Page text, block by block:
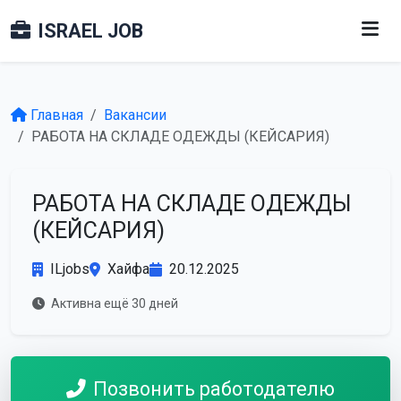
ISRAEL JOB
Главная
Вакансии
РАБОТА НА СКЛАДЕ ОДЕЖДЫ (КЕЙСАРИЯ)
РАБОТА НА СКЛАДЕ ОДЕЖДЫ
(КЕЙСАРИЯ)
ILjobs Хайфа 20.12.2025
Активна ещё 30 дней
Позвонить работодателю